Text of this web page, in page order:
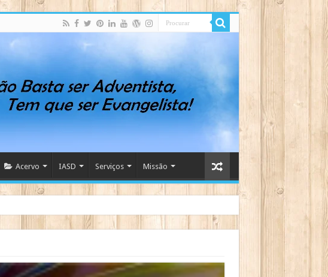
Acervo IASD Serviços Missão